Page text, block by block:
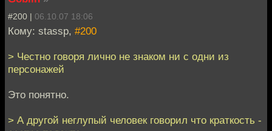
#200 | 06.10.07 18:06
Кому: stassp, #200
> Честно говоря лично не знаком ни с одни из
персонажей
Это понятно.
> А другой неглупый человек говорил что краткость -